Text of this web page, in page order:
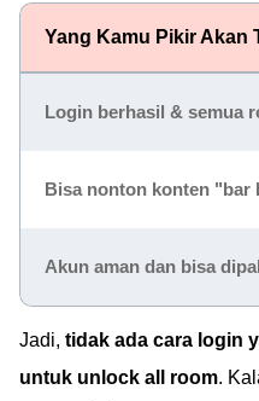
Yang Kamu Pikir Akan
Login berhasil & semua
Bisa nonton konten "bar
Akun aman dan bisa
Jadi, tidak ada cara login
untuk unlock all room.